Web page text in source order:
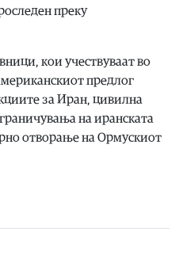
преку
кои учествуваат во
предлог
за Иран, цивилна
на иранската
отворање на Ормускиот